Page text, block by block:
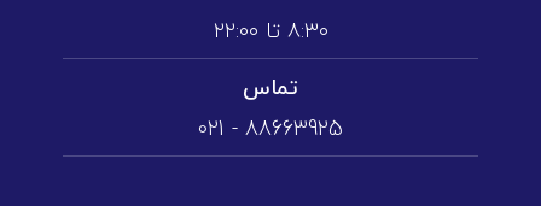
۸:۳۰ تا ۲۲:۰۰
تماس
88663925 - 021